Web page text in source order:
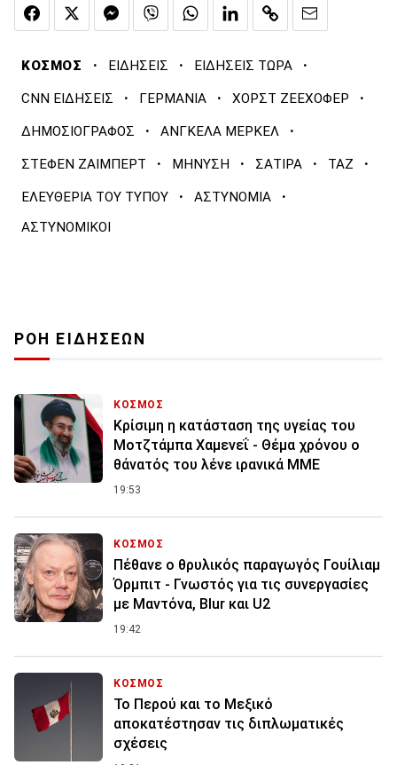
ΚΟΣΜΟΣ · ΕΙΔΗΣΕΙΣ · ΕΙΔΗΣΕΙΣ ΤΩΡΑ ·
CNN ΕΙΔΗΣΕΙΣ · ΓΕΡΜΑΝΙΑ · ΧΟΡΣΤ ΖΕΕΧΟΦΕΡ ·
ΔΗΜΟΣΙΟΓΡΑΦΟΣ · ΑΝΓΚΕΛΑ ΜΕΡΚΕΛ ·
ΣΤΕΦΕΝ ΖΑΙΜΠΕΡΤ · ΜΗΝΥΣΗ · ΣΑΤΙΡΑ · TAZ ·
ΕΛΕΥΘΕΡΙΑ ΤΟΥ ΤΥΠΟΥ · ΑΣΤΥΝΟΜΙΑ ·
ΑΣΤΥΝΟΜΙΚΟΙ
ΡΟΗ ΕΙΔΗΣΕΩΝ
ΚΟΣΜΟΣ
Κρίσιμη η κατάσταση της υγείας του
Μοτζτάμπα Χαμενεΐ - Θέμα χρόνου ο
θάνατός του λένε ιρανικά ΜΜΕ
19:53
ΚΟΣΜΟΣ
Πέθανε ο θρυλικός παραγωγός Γουίλιαμ
Όρμπιτ - Γνωστός για τις συνεργασίες
με Μαντόνα, Blur και U2
19:42
ΚΟΣΜΟΣ
Το Περού και το Μεξικό
αποκατέστησαν τις διπλωματικές
σχέσεις